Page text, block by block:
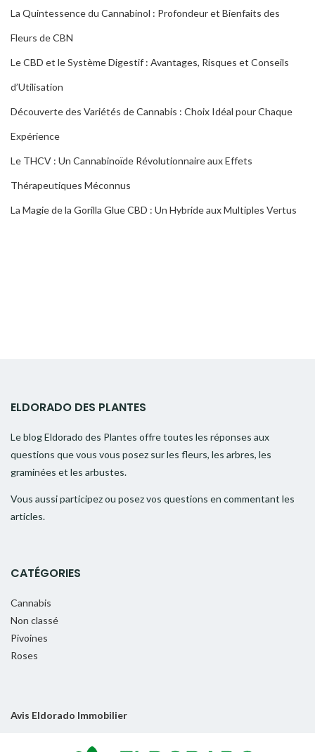
La Quintessence du Cannabinol : Profondeur et Bienfaits des
Fleurs de CBN
Le CBD et le Système Digestif : Avantages, Risques et Conseils
d’Utilisation
Découverte des Variétés de Cannabis : Choix Idéal pour Chaque
Expérience
Le THCV : Un Cannabinoïde Révolutionnaire aux Effets
Thérapeutiques Méconnus
La Magie de la Gorilla Glue CBD : Un Hybride aux Multiples Vertus
ELDORADO DES PLANTES
Le blog Eldorado des Plantes offre toutes les réponses aux
questions que vous vous posez sur les fleurs, les arbres, les
graminées et les arbustes.
Vous aussi participez ou posez vos questions en commentant les
articles.
CATÉGORIES
Cannabis
Non classé
Pivoines
Roses
Avis Eldorado Immobilier